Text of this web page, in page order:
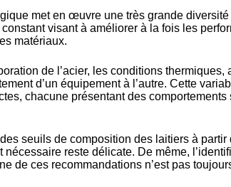
met en œuvre une très grande
constant visant à améliorer à la fois les
matériaux.
de l’acier, les conditions
d’un équipement à l’autre. Cette
chacune présentant des
seuils de composition des laitiers à
nécessaire reste délicate. De même,
de ces recommandations n’est pas